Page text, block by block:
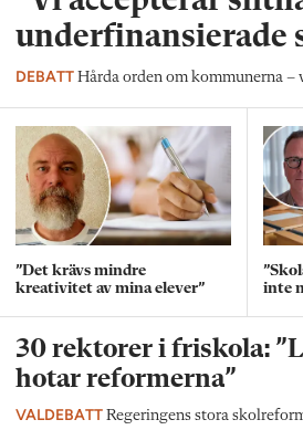
underfinansierade
DEBATT Hårda orden om kommunerna
”Det krävs mindre
kreativitet av mina elever”
inte
30 rektorer i friskola:
hotar reformerna”
VALDEBATT Regeringens stora